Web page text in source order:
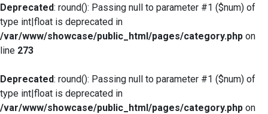
Deprecated: round(): Passing null to parameter #1 ($num) of
type int|float is deprecated in
/var/www/showcase/public_html/pages/category.php on
line 273
Deprecated: round(): Passing null to parameter #1 ($num) of
type int|float is deprecated in
/var/www/showcase/public_html/pages/category.php on